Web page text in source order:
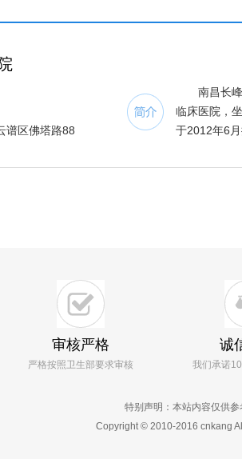
谱区佛塔路88
南昌长峰
临床医院，
于2012年6
机构，是江
医院建筑
人，医疗技
其中高级职
630mA-DR
化分析仪、
审核严格
严格按照卫生部要求审核
诚
我们承诺
特别声明：本站内容仅供参
Copyright © 2010-2016 cnkang